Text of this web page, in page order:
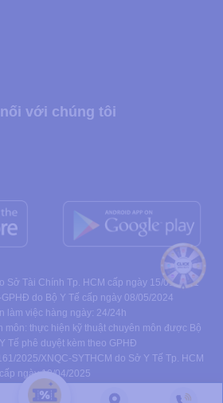
với chúng tôi
Sở Tài Chính Tp. HCM cấp ngày 15/01/2021
do Bộ Y Tế cấp ngày 08/05/2024
làm việc hàng ngày: 24/24h
môn: thực hiện kỹ thuật chuyên môn được Bộ
Tế phê duyệt kèm theo GPHĐ
2025/XNQC-SYTHCM do Sở Y Tế Tp. HCM
cấp ngày 10/04/2025